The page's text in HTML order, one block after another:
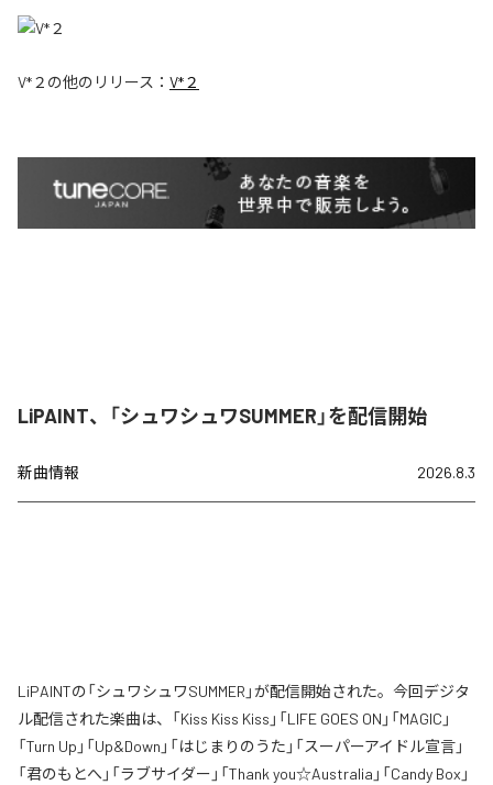
V*２ の他のリリース： V*２
LiPAINT、「シュワシュワSUMMER」を配信開始
新曲情報 2026.8.3
LiPAINTの「シュワシュワSUMMER」が配信開始された。今回デジタ
ル配信された楽曲は、「Kiss Kiss Kiss」「LIFE GOES ON」「MAGIC」
「Turn Up」「Up&Down」「はじまりのうた」「スーパーアイドル宣言」
「君のもとへ」「ラブサイダー」「Thank you☆Australia」「Candy Box」